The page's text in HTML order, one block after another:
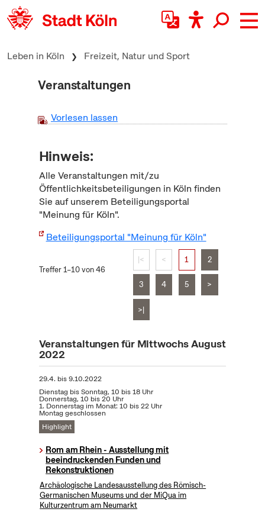
zum Inhalt springen
Leben in Köln Freizeit, Natur und Sport
Veranstaltungen
Vorlesen lassen
Hinweis:
Alle Veranstaltungen mit/zu
Öffentlichkeitsbeteiligungen in Köln finden
Sie auf unserem Beteiligungsportal
"Meinung für Köln".
Beteiligungsportal "Meinung für Köln"
Treffer 1–10 von 46
|< < 1 2
3 4 5 >
>|
Veranstaltungen für Mittwochs August
2022
29.4. bis9.10.2022
Dienstag bis Sonntag, 10 bis 18 Uhr
Donnerstag, 10 bis 20 Uhr
1. Donnerstag im Monat: 10 bis 22 Uhr
Montag geschlossen
Highlight
Rom am Rhein - Ausstellung mit
beeindruckenden Funden und
Rekonstruktionen
Archäologische Landesausstellung des Römisch-
Germanischen Museums und der MiQua im
Kulturzentrum am Neumarkt